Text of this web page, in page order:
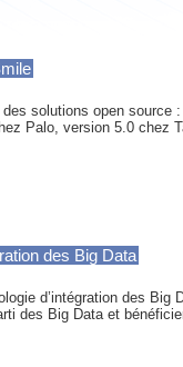
solutions open source
Palo, version 5.0 chez
des Big Data
d’intégration des Big
des Big Data et